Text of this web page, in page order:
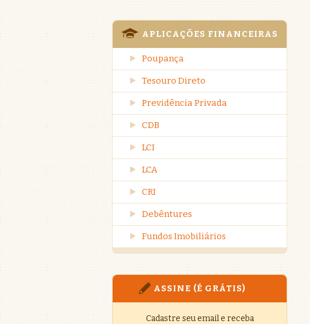
APLICAÇÕES FINANCEIRAS
Poupança
Tesouro Direto
Previdência Privada
CDB
LCI
LCA
CRI
Debêntures
Fundos Imobiliários
ASSINE (É GRÁTIS)
Cadastre seu email e receba